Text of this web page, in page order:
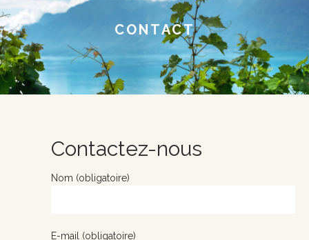
CONTACT
Contactez-nous
Nom (obligatoire)
E-mail (obligatoire)